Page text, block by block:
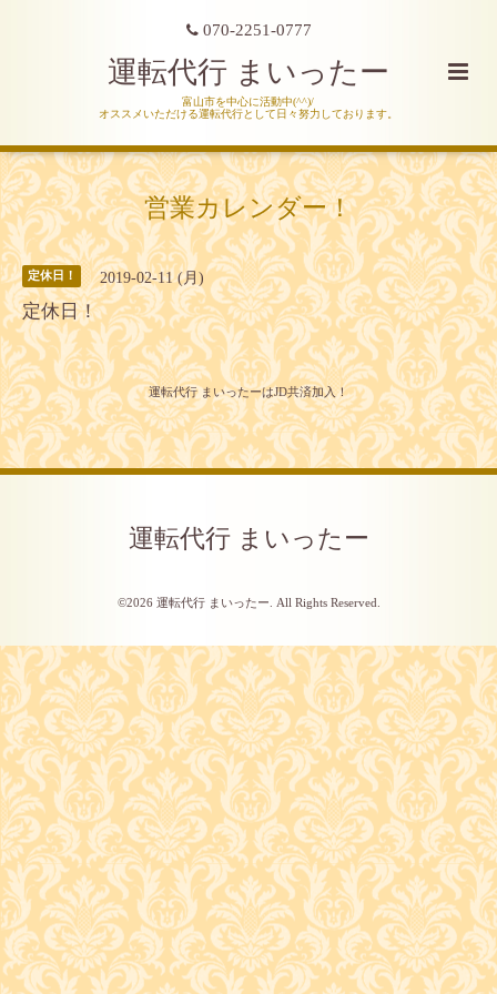
070-2251-0777
運転代行 まいったー
富山市を中心に活動中(^^)/
オススメいただける運転代行として日々努力しております。
営業カレンダー！
定休日！ 2019-02-11 (月)
定休日！
運転代行 まいったーはJD共済加入！
運転代行 まいったー
©2026 運転代行 まいったー . All Rights Reserved.